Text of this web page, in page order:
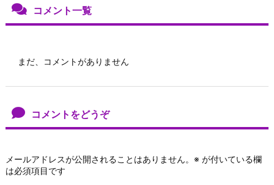
コメント一覧
まだ、コメントがありません
コメントをどうぞ
メールアドレスが公開されることはありません。 ※ が付いている欄
は必須項目です